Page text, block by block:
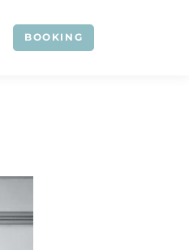
BOOKING